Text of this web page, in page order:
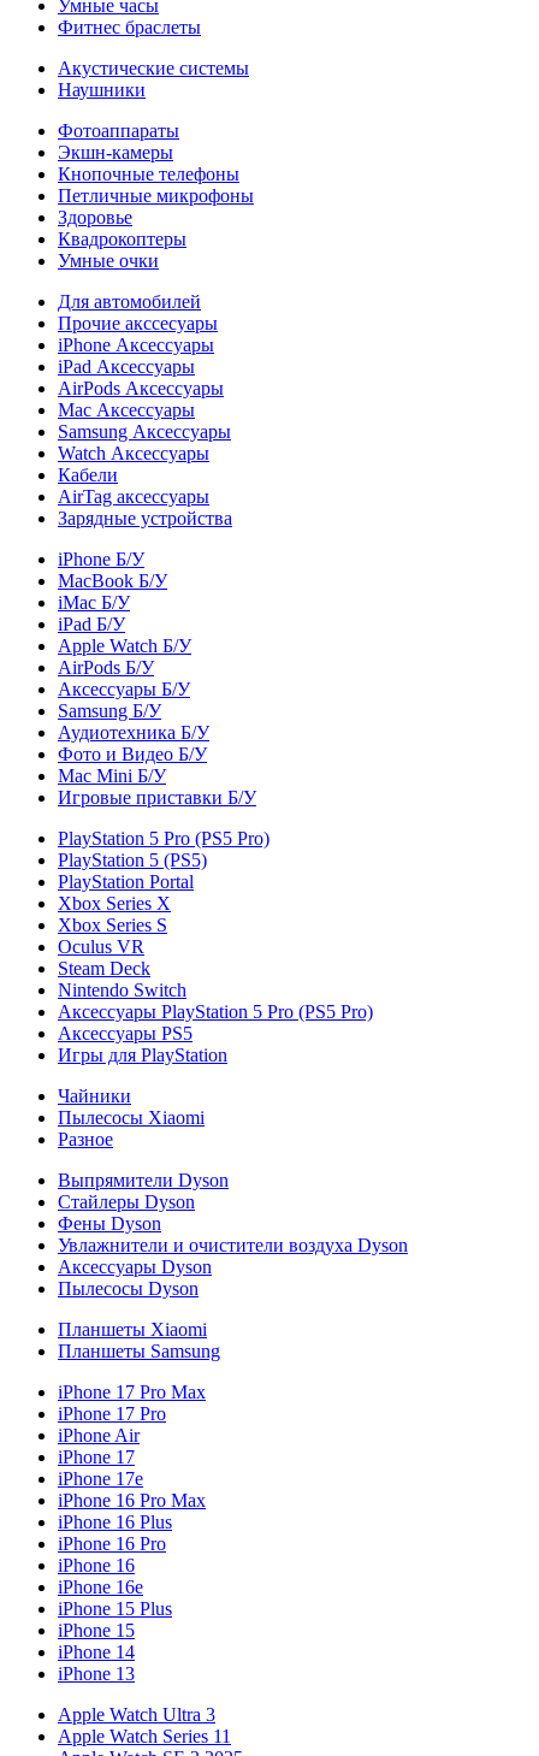
Умные часы
Фитнес браслеты
Акустические системы
Наушники
Фотоаппараты
Экшн-камеры
Кнопочные телефоны
Петличные микрофоны
Здоровье
Квадрокоптеры
Умные очки
Для автомобилей
Прочие акссесуары
iPhone Аксессуары
iPad Аксессуары
AirPods Аксессуары
Mac Аксессуары
Samsung Аксессуары
Watch Аксессуары
Кабели
AirTag аксессуары
Зарядные устройства
iPhone Б/У
MacBook Б/У
iMac Б/У
iPad Б/У
Apple Watch Б/У
AirPods Б/У
Аксессуары Б/У
Samsung Б/У
Аудиотехника Б/У
Фото и Видео Б/У
Mac Mini Б/У
Игровые приставки Б/У
PlayStation 5 Pro (PS5 Pro)
PlayStation 5 (PS5)
PlayStation Portal
Xbox Series X
Xbox Series S
Oculus VR
Steam Deck
Nintendo Switch
Аксессуары PlayStation 5 Pro (PS5 Pro)
Аксессуары PS5
Игры для PlayStation
Чайники
Пылесосы Xiaomi
Разное
Выпрямители Dyson
Стайлеры Dyson
Фены Dyson
Увлажнители и очистители воздуха Dyson
Аксессуары Dyson
Пылесосы Dyson
Планшеты Xiaomi
Планшеты Samsung
iPhone 17 Pro Max
iPhone 17 Pro
iPhone Air
iPhone 17
iPhone 17e
iPhone 16 Pro Max
iPhone 16 Plus
iPhone 16 Pro
iPhone 16
iPhone 16e
iPhone 15 Plus
iPhone 15
iPhone 14
iPhone 13
Apple Watch Ultra 3
Apple Watch Series 11